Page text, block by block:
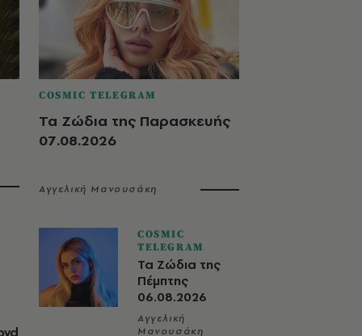
COSMIC TELEGRAM
Τα Ζώδια της Παρασκευής
07.08.2026
Αγγελική Μανουσάκη
COSMIC
TELEGRAM
Τα Ζώδια της
Πέμπτης
06.08.2026
Αγγελική
Μανουσάκη